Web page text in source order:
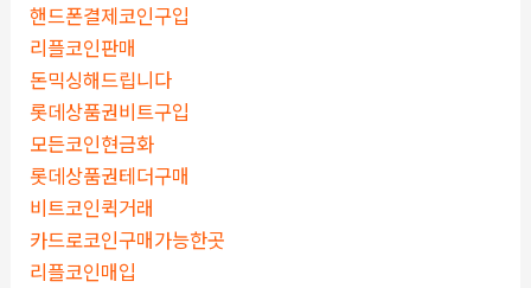
핸드폰결제코인구입
리플코인판매
돈믹싱해드립니다
롯데상품권비트구입
모든코인현금화
롯데상품권테더구매
비트코인퀵거래
카드로코인구매가능한곳
리플코인매입